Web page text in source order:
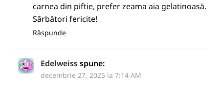
carnea din piftie, prefer zeama aia gelatinoasă.
Sărbători fericite!
Răspunde
Edelweiss spune:
decembrie 27, 2025 la 7:14 AM